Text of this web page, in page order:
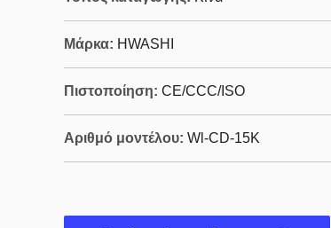
Μάρκα: HWASHI
Πιστοποίηση: CE/CCC/ISO
Αριθμό μοντέλου: Wl-CD-15K